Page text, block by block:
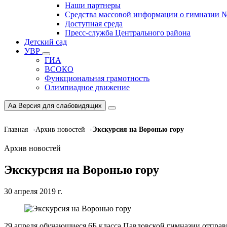
Наши партнеры
Средства массовой информации о гимназии
Доступная среда
Пресс-служба Центрального района
Детский сад
УВР
ГИА
ВСОКО
Функциональная грамотность
Олимпиадное движение
Aa Версия для слабовидящих
Главная Архив новостей Экскурсия на Воронью гору
Архив новостей
Экскурсия на Воронью гору
30 апреля 2019 г.